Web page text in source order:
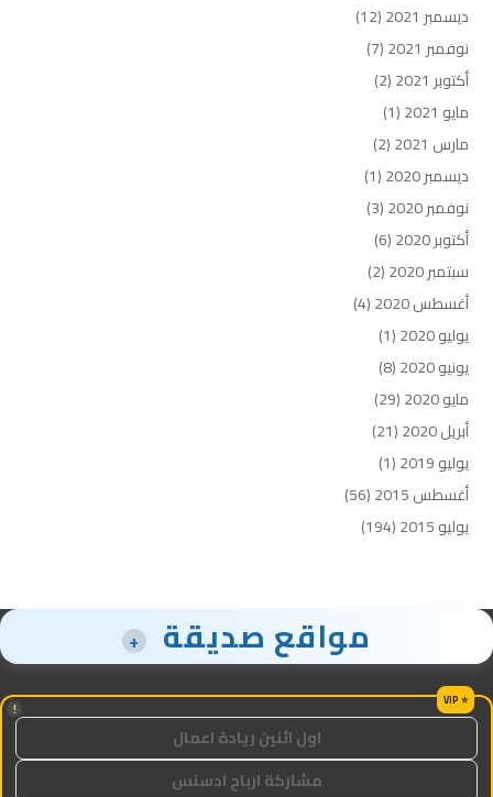
ديسمبر 2021
(12)
نوفمبر 2021
(7)
أكتوبر 2021
(2)
مايو 2021
(1)
مارس 2021
(2)
ديسمبر 2020
(1)
نوفمبر 2020
(3)
أكتوبر 2020
(6)
سبتمبر 2020
(2)
أغسطس 2020
(4)
يوليو 2020
(1)
يونيو 2020
(8)
مايو 2020
(29)
أبريل 2020
(21)
يوليو 2019
(1)
أغسطس 2015
(56)
يوليو 2015
(194)
مواقع صديقة +
!
اول اثنين ريادة اعمال
مشاركة ارباح ادسنس